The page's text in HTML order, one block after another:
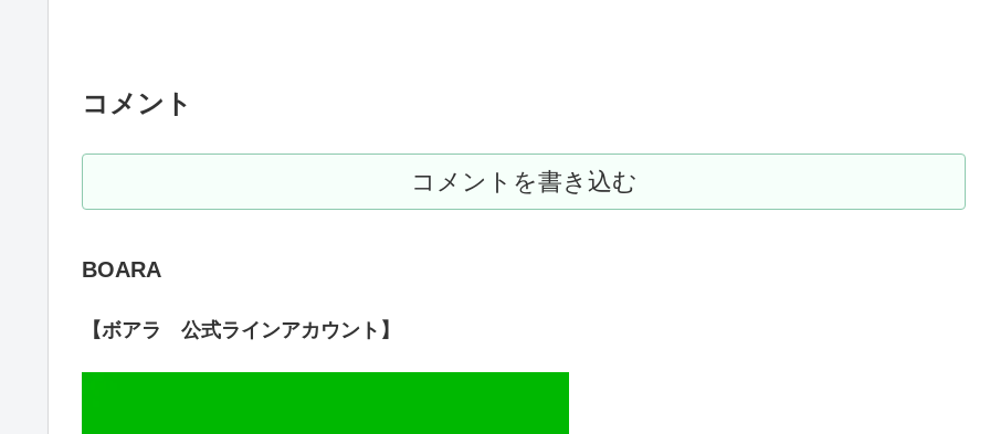
コメント
コメントを書き込む
BOARA
【ボアラ 公式ラインアカウント】